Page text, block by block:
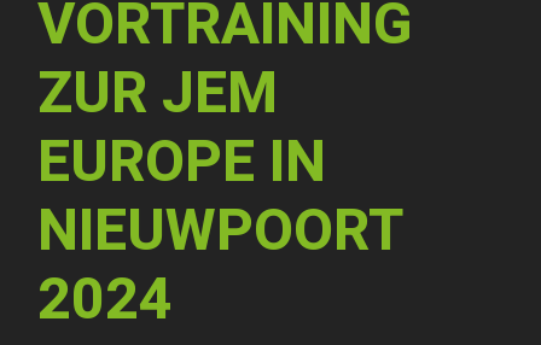
VORTRAINING
ZUR JEM
EUROPE IN
NIEUWPOORT
2024